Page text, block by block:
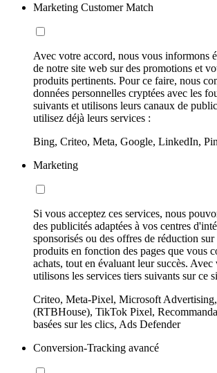
Marketing Customer Match
Avec votre accord, nous vous informons
de notre site web sur des promotions et
produits pertinents. Pour ce faire, nous
données personnelles cryptées avec les
suivants et utilisons leurs canaux de
utilisez déjà leurs services :
Bing, Criteo, Meta, Google, LinkedIn,
Marketing
Si vous acceptez ces services, nous
des publicités adaptées à vos centres
sponsorisés ou des offres de réduction
produits en fonction des pages que vous
achats, tout en évaluant leur succès.
utilisons les services tiers suivants sur ce
Criteo, Meta-Pixel, Microsoft
(RTBHouse), TikTok Pixel,
basées sur les clics, Ads Defender
Conversion-Tracking avancé